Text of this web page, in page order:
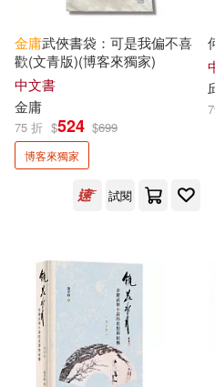
寒柏(2) 張彧(2)
張舟子(2) 彭華，
敬文東(2)
維舟(2)
郭梅(2) 金庸Jin
北京聯合出版公司(3)
廣東人民出版社(3)
新銳文創(3)
江蘇人民出版社(3)
沐燁文化(3)
清華大學出版社(3)
金庸武俠書袋：可是我偏不喜
歡(文青版)(博客來獨家)
中文書
金庸
75 折 $524 $699
博客來獨家
試閱